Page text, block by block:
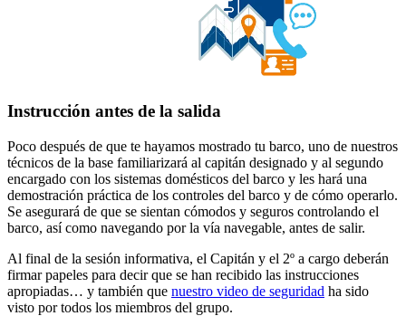
Instrucción antes de la salida
Poco después de que te hayamos mostrado tu barco, uno de nuestros
técnicos de la base familiarizará al capitán designado y al segundo
encargado con los sistemas domésticos del barco y les hará una
demostración práctica de los controles del barco y de cómo operarlo.
Se asegurará de que se sientan cómodos y seguros controlando el
barco, así como navegando por la vía navegable, antes de salir.
Al final de la sesión informativa, el Capitán y el 2º a cargo deberán
firmar papeles para decir que se han recibido las instrucciones
apropiadas… y también que nuestro video de seguridad ha sido
visto por todos los miembros del grupo.